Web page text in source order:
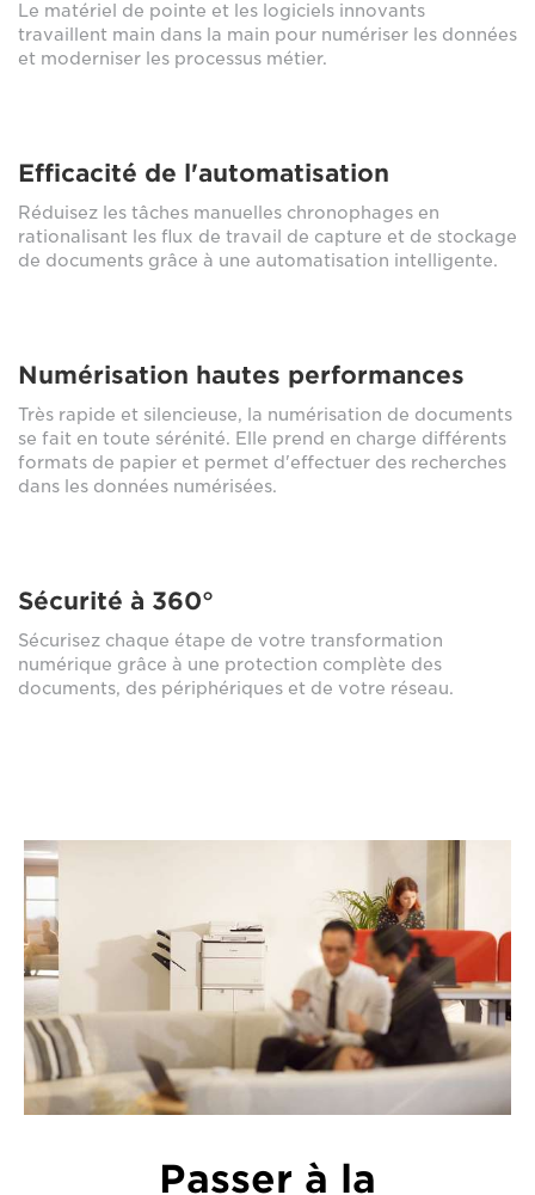
Le matériel de pointe et les logiciels innovants
travaillent main dans la main pour numériser les données
et moderniser les processus métier.
Efficacité de l'automatisation
Réduisez les tâches manuelles chronophages en
rationalisant les flux de travail de capture et de stockage
de documents grâce à une automatisation intelligente.
Numérisation hautes performances
Très rapide et silencieuse, la numérisation de documents
se fait en toute sérénité. Elle prend en charge différents
formats de papier et permet d'effectuer des recherches
dans les données numérisées.
Sécurité à 360°
Sécurisez chaque étape de votre transformation
numérique grâce à une protection complète des
documents, des périphériques et de votre réseau.
Passer à la